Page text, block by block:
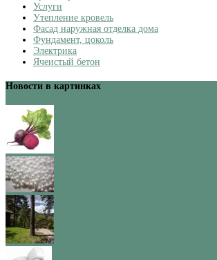
Услуги
Утепление кровель
Фасад наружная отделка дома
Фундамент, цоколь
Электрика
Ячеистый бетон
Новости в картинках